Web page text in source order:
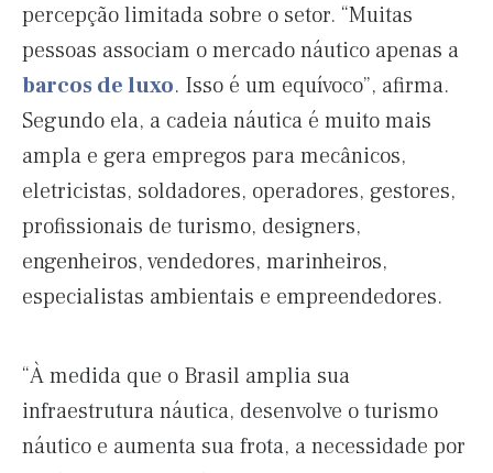
percepção limitada sobre o setor. “Muitas
pessoas associam o mercado náutico apenas a
barcos de luxo. Isso é um equívoco”, afirma.
Segundo ela, a cadeia náutica é muito mais
ampla e gera empregos para mecânicos,
eletricistas, soldadores, operadores, gestores,
profissionais de turismo, designers,
engenheiros, vendedores, marinheiros,
especialistas ambientais e empreendedores.
“À medida que o Brasil amplia sua
infraestrutura náutica, desenvolve o turismo
náutico e aumenta sua frota, a necessidade por